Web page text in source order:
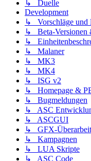
↳ Duelle
Development
↳ Vorschläge und
↳ Beta-Versionen
↳
↳ Malaner
↳ MK3
↳ MK4
↳ ISG v2
↳ Homepage &
↳ Bugmeldungen
↳ ASC
↳ ASCGUI
↳ GFX-
↳ Kampagnen
↳ LUA Skripte
↳ ASC Code